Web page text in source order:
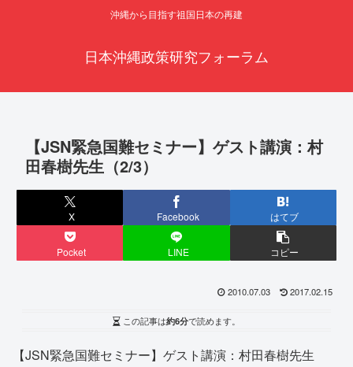
沖縄から目指す祖国日本の再建
日本沖縄政策研究フォーラム
【JSN緊急国難セミナー】ゲスト講演：村
田春樹先生（2/3）
X Facebook はてブ
Pocket LINE コピー
2010.07.03 2017.02.15
この記事は約6分で読めます。
【JSN緊急国難セミナー】ゲスト講演：村田春樹先生